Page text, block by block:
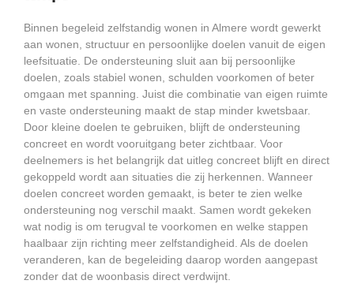
Binnen begeleid zelfstandig wonen in Almere wordt gewerkt
aan wonen, structuur en persoonlijke doelen vanuit de eigen
leefsituatie. De ondersteuning sluit aan bij persoonlijke
doelen, zoals stabiel wonen, schulden voorkomen of beter
omgaan met spanning. Juist die combinatie van eigen ruimte
en vaste ondersteuning maakt de stap minder kwetsbaar.
Door kleine doelen te gebruiken, blijft de ondersteuning
concreet en wordt vooruitgang beter zichtbaar. Voor
deelnemers is het belangrijk dat uitleg concreet blijft en direct
gekoppeld wordt aan situaties die zij herkennen. Wanneer
doelen concreet worden gemaakt, is beter te zien welke
ondersteuning nog verschil maakt. Samen wordt gekeken
wat nodig is om terugval te voorkomen en welke stappen
haalbaar zijn richting meer zelfstandigheid. Als de doelen
veranderen, kan de begeleiding daarop worden aangepast
zonder dat de woonbasis direct verdwijnt.